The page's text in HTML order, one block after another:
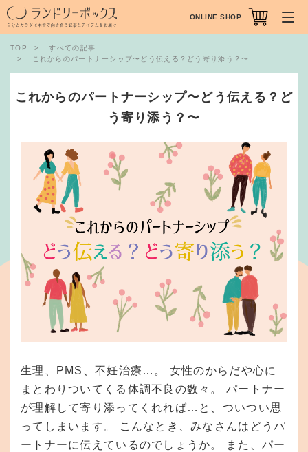
TOP
すべての記事
これからのパートナーシップ〜どう伝える？どう寄り添う？〜
これからのパートナーシップ〜どう伝える？ど
う寄り添う？〜
生理、PMS、不妊治療…。 女性のからだや心に
まとわりついてくる体調不良の数々。 パートナー
が理解して寄り添ってくれれば…と、ついつい思
ってしまいます。 こんなとき、みなさんはどうパ
ートナーに伝えているのでしょうか。 また、パー
ONLINE SHOP